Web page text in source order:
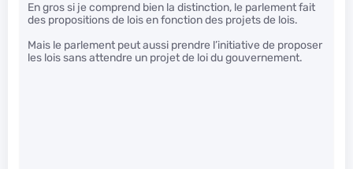
En gros si je comprend bien la distinction, le parlement fait
des propositions de lois en fonction des projets de lois.
Mais le parlement peut aussi prendre l’initiative de proposer
les lois sans attendre un projet de loi du gouvernement.